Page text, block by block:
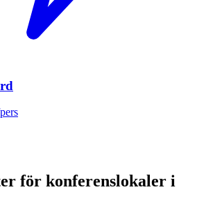
för konferenslokaler i